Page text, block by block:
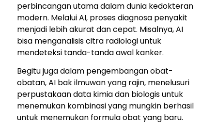
perbincangan utama dalam dunia kedokteran
modern. Melalui AI, proses diagnosa penyakit
menjadi lebih akurat dan cepat. Misalnya, AI
bisa menganalisis citra radiologi untuk
mendeteksi tanda-tanda awal kanker.
Begitu juga dalam pengembangan obat-
obatan, AI bak ilmuwan yang rajin, menelusuri
perpustakaan data kimia dan biologis untuk
menemukan kombinasi yang mungkin berhasil
untuk menemukan formula obat yang baru.